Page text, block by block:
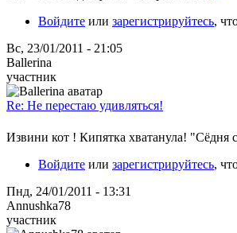
Войдите или зарегистрируйтесь,
Вс, 23/01/2011 - 21:05
Ballerina
участник
Re: Не перестаю удивляться!
Извини кот ! Кипятка хватанула! "Сёдня
Войдите или зарегистрируйтесь,
Пнд, 24/01/2011 - 13:31
Annushka78
участник